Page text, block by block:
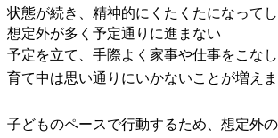
状態が続き、精神的にくたくたになってし
想定外が多く予定通りに進まない
予定を立て、手際よく家事や仕事をこな
育て中は思い通りにいかないことが増えま
子どものペースで行動するため、想定外